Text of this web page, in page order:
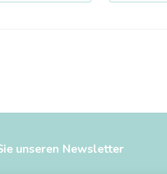
unseren Newsletter